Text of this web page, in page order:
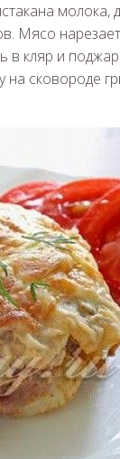
Мясо
в кляр и
сковороде